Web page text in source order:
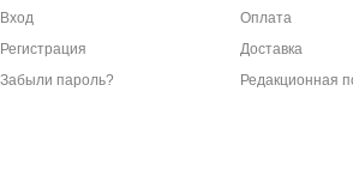
Вход
Регистрация
Забыли пароль?
Оплата
Доставка
Редакционная